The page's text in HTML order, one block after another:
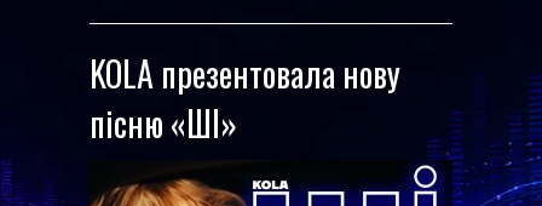
KOLA презентовала нову
пісню «ШІ»